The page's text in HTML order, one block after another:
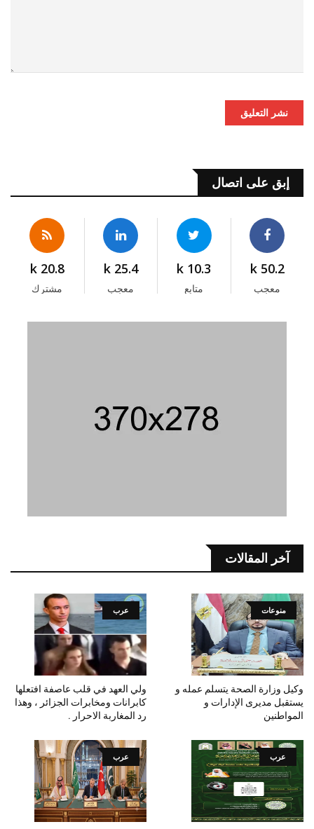
نشر التعليق
إبق على اتصال
50.2 k
معجب
10.3 k
متابع
25.4 k
معجب
20.8 k
مشترك
آخر المقالات
منوعات
وكيل وزارة الصحة يتسلم عمله و
يستقبل مديرى الإدارات و
المواطنين
عرب
ولي العهد في قلب عاصفة افتعلها
كابرانات ومخابرات الجزائر ، وهذا
رد المغاربة الاحرار .
عرب عرب